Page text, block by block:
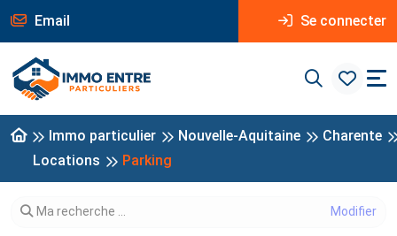
Email Se connecter
Immo particulier Nouvelle-Aquitaine
Charente
Locations
Parking
Modifier votre recherche
Ma recherche ...